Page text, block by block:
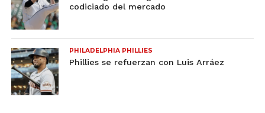
codiciado del mercado
PHILADELPHIA PHILLIES
Phillies se refuerzan con Luis Arráez